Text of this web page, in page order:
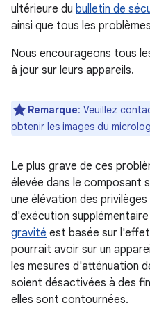
ultérieure du bulletin de
ainsi que tous les
Nous encourageons tous
à jour sur leurs appareils.
Remarque: Veuillez
obtenir les images du
Le plus grave de ces
élevée dans le composant
une élévation des
d'exécution
gravité est basée sur
pourrait avoir sur un
les mesures d'atténuation
soient désactivées à des
elles sont contournées.